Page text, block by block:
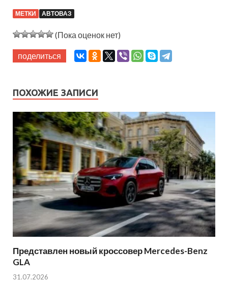
МЕТКИ АВТОВАЗ
(Пока оценок нет)
поделиться
ПОХОЖИЕ ЗАПИСИ
Представлен новый кроссовер Mercedes-Benz
GLA
31.07.2026